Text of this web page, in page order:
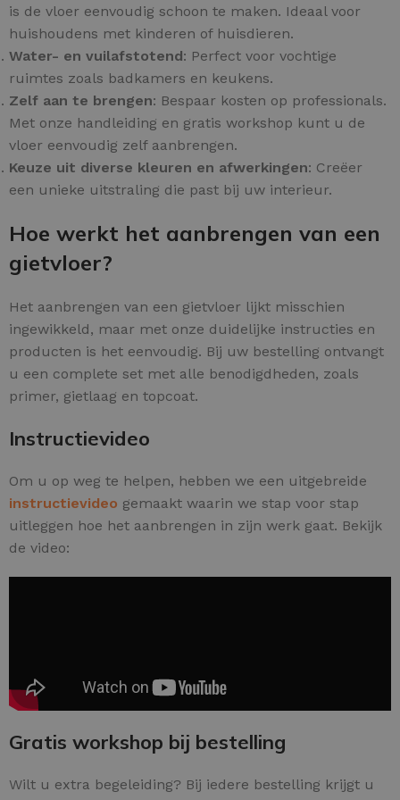
is de vloer eenvoudig schoon te maken. Ideaal voor
huishoudens met kinderen of huisdieren.
Water- en vuilafstotend: Perfect voor vochtige
ruimtes zoals badkamers en keukens.
Zelf aan te brengen: Bespaar kosten op professionals.
Met onze handleiding en gratis workshop kunt u de
vloer eenvoudig zelf aanbrengen.
Keuze uit diverse kleuren en afwerkingen: Creëer
een unieke uitstraling die past bij uw interieur.
Hoe werkt het aanbrengen van een
gietvloer?
Het aanbrengen van een gietvloer lijkt misschien
ingewikkeld, maar met onze duidelijke instructies en
producten is het eenvoudig. Bij uw bestelling ontvangt
u een complete set met alle benodigdheden, zoals
primer, gietlaag en topcoat.
Instructievideo
Om u op weg te helpen, hebben we een uitgebreide
instructievideo gemaakt waarin we stap voor stap
uitleggen hoe het aanbrengen in zijn werk gaat. Bekijk
de video:
Gratis workshop bij bestelling
Wilt u extra begeleiding? Bij iedere bestelling krijgt u